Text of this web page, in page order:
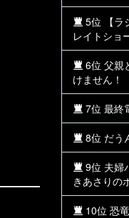
5位 【ラ
レイトショ
6位 父親
けません！
7位 最終
8位 だう
9位 夫婦
きあさりの
10位 恐